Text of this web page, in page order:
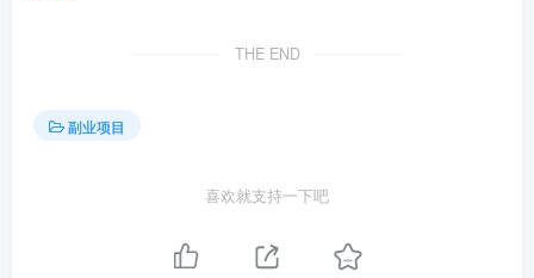
THE END
副业项目
喜欢就支持一下吧